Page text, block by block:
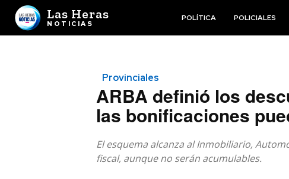
Las Heras
NOTICIAS
POLÍTICA POLICIALES
Provinciales
ARBA definió los
las bonificaciones
El esquema alcanza al Inmobiliario,
fiscal, aunque no serán acumulables.